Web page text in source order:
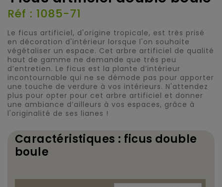
Réf : 1085-71
Le ficus artificiel, d'origine tropicale, est très prisé
en décoration d'intérieur lorsque l'on souhaite
végétaliser un espace. Cet arbre artificiel de qualité
haut de gamme ne demande que très peu
d’entretien. Le ficus est la plante d’intérieur
incontournable qui ne se démode pas pour apporter
une touche de verdure à vos intérieurs. N'attendez
plus pour opter pour cet arbre artificiel et donner
une ambiance d’ailleurs à vos espaces, grâce à
l'originalité de ses lianes !
Caractéristiques : ficus double
boule